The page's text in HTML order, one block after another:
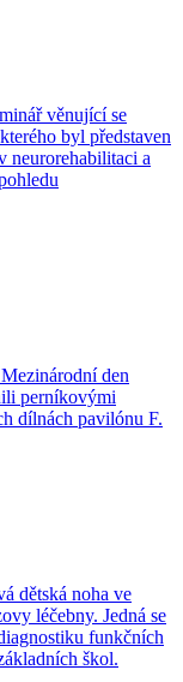
věnující se
byl představen
neurorehabilitaci a
den
perníkovými
dílnách pavilónu F.
dětská noha ve
léčebny. Jedná se
funkčních
škol.